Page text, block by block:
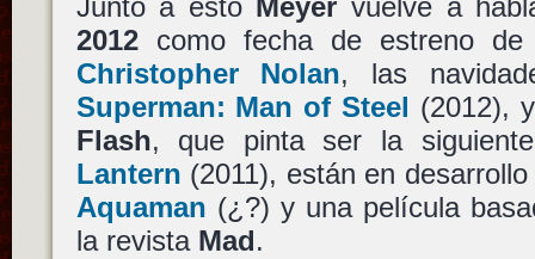
Junto a esto Meyer vuelve a
2012como fecha de estreno
Christopher Nolan, las
Superman: Man of Steel (2012),
Flash, que pinta ser la
Lantern (2011), están en
Aquaman (¿?) y una película
la revista Mad.